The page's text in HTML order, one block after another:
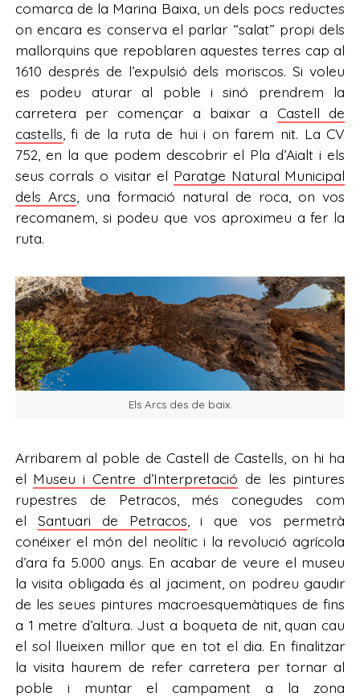
comarca de la Marina Baixa, un dels pocs reductes
on encara es conserva el parlar “salat” propi dels
mallorquins que repoblaren aquestes terres cap al
1610 després de l’expulsió dels moriscos. Si voleu
es podeu aturar al poble i sinó prendrem la
carretera per començar a baixar a Castell de
castells , fi de la ruta de hui i on farem nit. La CV
752, en la que podem descobrir el Pla d’Aialt i els
seus corrals o visitar el Paratge Natural Municipal
dels Arcs , una formació natural de roca, on vos
recomanem, si podeu que vos aproximeu a fer la
ruta.
Els Arcs des de baix.
Arribarem al poble de Castell de Castells, on hi ha
el Museu i Centre d’Interpretació de les pintures
rupestres de Petracos, més conegudes com
el Santuari de Petracos , i que vos permetrà
conéixer el món del neolític i la revolució agrícola
d’ara fa 5.000 anys. En acabar de veure el museu
la visita obligada és al jaciment, on podreu gaudir
de les seues pintures macroesquemàtiques de fins
a 1 metre d’altura. Just a boqueta de nit, quan cau
el sol llueixen millor que en tot el dia. En finalitzar
la visita haurem de refer carretera per tornar al
poble i muntar el campament a la zona